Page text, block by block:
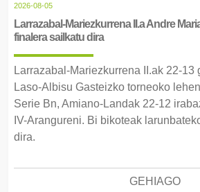
2026-08-05
Larrazabal-Mariezkurrena II.a Andre
finalera sailkatu dira
Larrazabal-Mariezkurrena II.ak 22-13
Laso-Albisu Gasteizko torneoko
Serie Bn, Amiano-Landak 22-12
IV-Arangureni. Bi bikoteak
dira.
GEHIAGO